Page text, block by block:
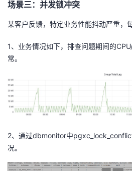
场景三：并发锁冲突
某客户反馈，特定业务性能抖动严重，
1、业务情况如下，排查问题期间的
常。
2、通过dbmonitor中
况。